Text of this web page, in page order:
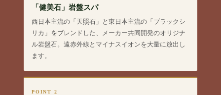
「健美石」岩盤スパ
西日本主流の「天照石」と東日本主流の「ブラックシ
リカ」をブレンドした、メーカー共同開発のオリジナ
ル岩盤石。遠赤外線とマイナスイオンを大量に放出し
ます。
POINT 2